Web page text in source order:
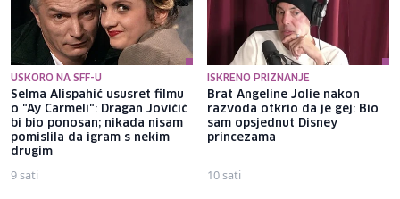
USKORO NA SFF-U
Selma Alispahić ususret filmu
o "Ay Carmeli": Dragan Jovičić
bi bio ponosan; nikada nisam
pomislila da igram s nekim
drugim
9 sati
ISKRENO PRIZNANJE
Brat Angeline Jolie nakon
razvoda otkrio da je gej: Bio
sam opsjednut Disney
princezama
10 sati